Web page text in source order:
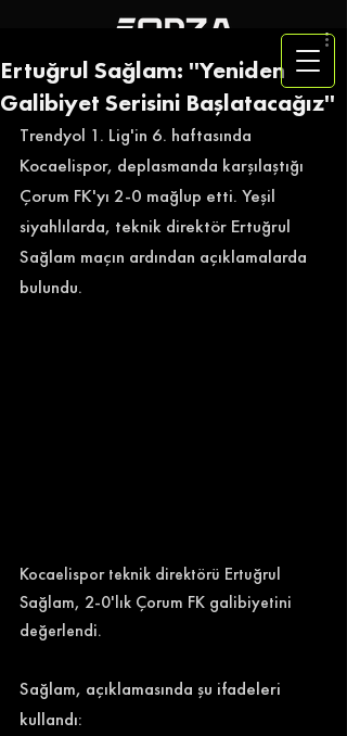
Ertuğrul Sağlam: ''Yeniden
Galibiyet Serisini Başlatacağız''
Trendyol 1. Lig'in 6. haftasında
Kocaelispor, deplasmanda karşılaştığı
Çorum FK'yı 2-0 mağlup etti. Yeşil
siyahlılarda, teknik direktör Ertuğrul
Sağlam maçın ardından açıklamalarda
bulundu.
Kocaelispor teknik direktörü Ertuğrul
Sağlam, 2-0'lık Çorum FK galibiyetini
değerlendi.
Sağlam, açıklamasında şu ifadeleri
kullandı: